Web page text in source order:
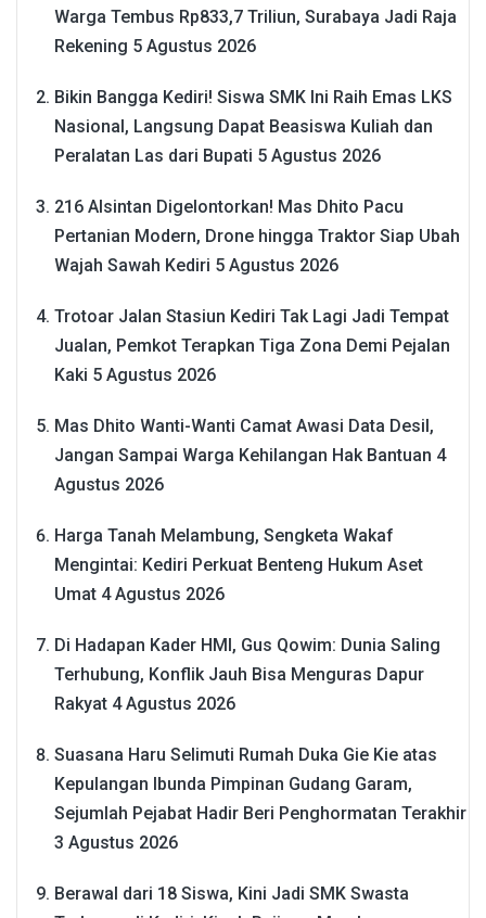
Warga Tembus Rp833,7 Triliun, Surabaya Jadi Raja
Rekening 5 Agustus 2026
Bikin Bangga Kediri! Siswa SMK Ini Raih Emas LKS
Nasional, Langsung Dapat Beasiswa Kuliah dan
Peralatan Las dari Bupati 5 Agustus 2026
216 Alsintan Digelontorkan! Mas Dhito Pacu
Pertanian Modern, Drone hingga Traktor Siap Ubah
Wajah Sawah Kediri 5 Agustus 2026
Trotoar Jalan Stasiun Kediri Tak Lagi Jadi Tempat
Jualan, Pemkot Terapkan Tiga Zona Demi Pejalan
Kaki 5 Agustus 2026
Mas Dhito Wanti-Wanti Camat Awasi Data Desil,
Jangan Sampai Warga Kehilangan Hak Bantuan 4
Agustus 2026
Harga Tanah Melambung, Sengketa Wakaf
Mengintai: Kediri Perkuat Benteng Hukum Aset
Umat 4 Agustus 2026
Di Hadapan Kader HMI, Gus Qowim: Dunia Saling
Terhubung, Konflik Jauh Bisa Menguras Dapur
Rakyat 4 Agustus 2026
Suasana Haru Selimuti Rumah Duka Gie Kie atas
Kepulangan Ibunda Pimpinan Gudang Garam,
Sejumlah Pejabat Hadir Beri Penghormatan Terakhir
3 Agustus 2026
Berawal dari 18 Siswa, Kini Jadi SMK Swasta